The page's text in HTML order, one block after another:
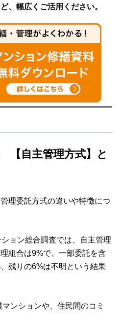
、幅広くご活用ください。
【自主管理方式】と
理委託方式の違いや特徴につ
ョン総合調査では、自主管理
組合は9%で、一部委託を含
残りの6%は不明という結果
ンションや、住民間のコミ